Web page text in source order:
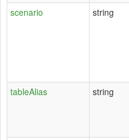
scenario string
tableAlias string